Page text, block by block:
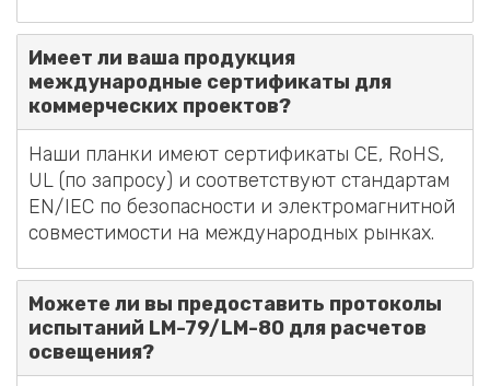
Имеет ли ваша продукция
международные сертификаты для
коммерческих проектов?
Наши планки имеют сертификаты CE, RoHS,
UL (по запросу) и соответствуют стандартам
EN/IEC по безопасности и электромагнитной
совместимости на международных рынках.
Можете ли вы предоставить протоколы
испытаний LM-79/LM-80 для расчетов
освещения?